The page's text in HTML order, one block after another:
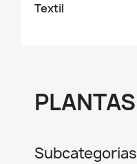
Textil
PLANTAS
Subcategorias